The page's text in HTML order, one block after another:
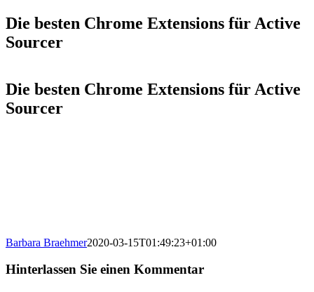
Die besten Chrome Extensions für Active
Sourcer
Die besten Chrome Extensions für Active
Sourcer
Barbara Braehmer2020-03-15T01:49:23+01:00
Hinterlassen Sie einen Kommentar